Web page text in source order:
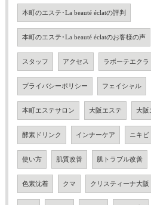
本町のエステ･La beauté éclatの評判
本町のエステ･La beauté éclatのお客様の声
スタッフ アクセス ラボーテエクラ
プライバシーポリシー フェイシャル
本町エステサロン 大阪エステ 大阪
酵素ドリンク インナーケア ニキビ
使い方 肌質改善 肌トラブル改善
色素沈着 クマ クリスティーナ大阪